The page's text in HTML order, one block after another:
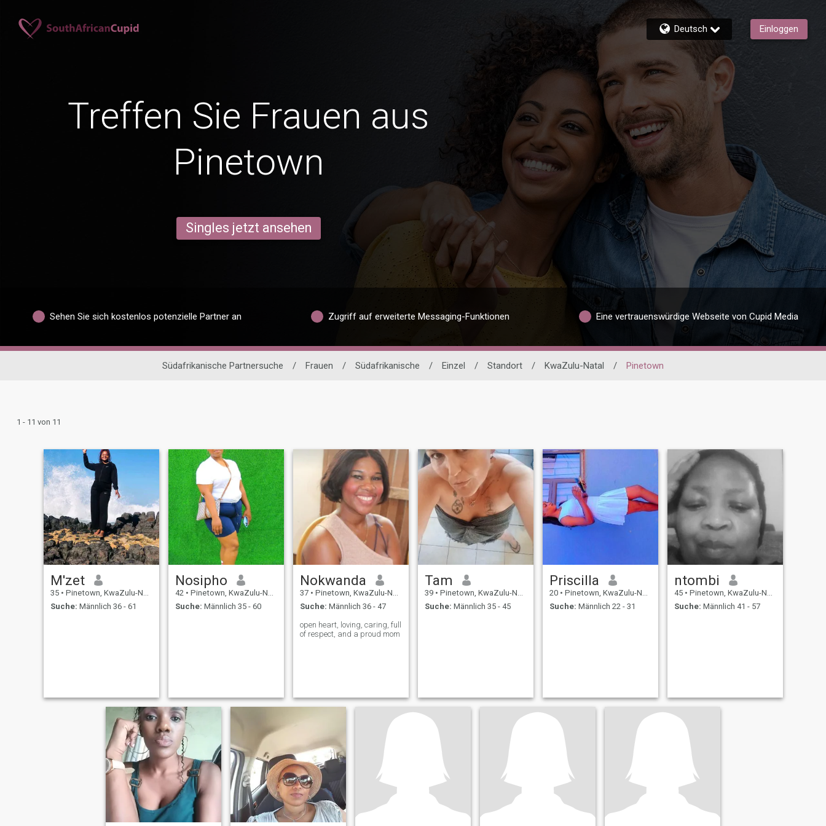
Deutsch Einloggen
Treffen Sie Frauen aus
Pinetown
Singles jetzt ansehen
Sehen Sie sich kostenlos potenzielle Partner an Zugriff auf erweiterte Messaging-Funktionen Eine vertrauenswürdige Webseite von Cupid Media
Südafrikanische Partnersuche / Frauen / Südafrikanische / Einzel / Standort / KwaZulu-Natal / Pinetown
1 - 11 von 11
M'zet
35 • Pinetown, KwaZulu-Natal, Südafrika
Suche: Männlich 36 - 61
Nosipho
42 • Pinetown, KwaZulu-Natal, Südafrika
Suche: Männlich 35 - 60
Nokwanda
37 • Pinetown, KwaZulu-Natal, Südafrika
Suche: Männlich 36 - 47
open heart, loving, caring, full
of respect, and a proud mom
Tam
39 • Pinetown, KwaZulu-Natal, Südafrika
Suche: Männlich 35 - 45
Priscilla
20 • Pinetown, KwaZulu-Natal, Südafrika
Suche: Männlich 22 - 31
ntombi
45 • Pinetown, KwaZulu-Natal, Südafrika
Suche: Männlich 41 - 57